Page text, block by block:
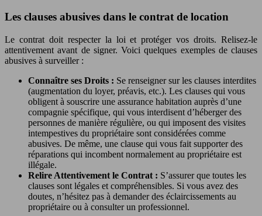
Les clauses abusives dans le contrat de location
Le contrat doit respecter la loi et protéger vos droits. Relisez-le
attentivement avant de signer. Voici quelques exemples de clauses
abusives à surveiller :
Connaître ses Droits : Se renseigner sur les clauses interdites
(augmentation du loyer, préavis, etc.). Les clauses qui vous
obligent à souscrire une assurance habitation auprès d’une
compagnie spécifique, qui vous interdisent d’héberger des
personnes de manière régulière, ou qui imposent des visites
intempestives du propriétaire sont considérées comme
abusives. De même, une clause qui vous fait supporter des
réparations qui incombent normalement au propriétaire est
illégale.
Relire Attentivement le Contrat : S’assurer que toutes les
clauses sont légales et compréhensibles. Si vous avez des
doutes, n’hésitez pas à demander des éclaircissements au
propriétaire ou à consulter un professionnel.